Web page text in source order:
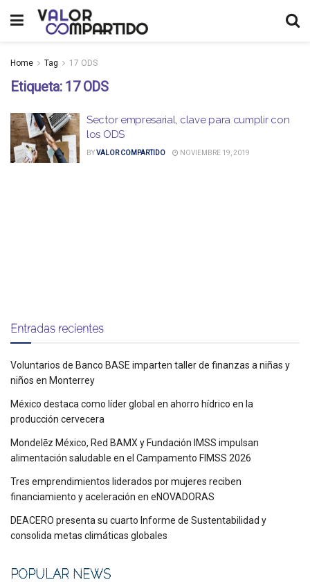
Home Tag 17 ODS
Etiqueta: 17 ODS
Sector empresarial, clave para cumplir con
los ODS
BYVALOR COMPARTIDO NOVIEMBRE 19, 2019
Entradas recientes
Voluntarios de Banco BASE imparten taller de finanzas a niñas y
niños en Monterrey
México destaca como líder global en ahorro hídrico en la
producción cervecera
Mondelēz México, Red BAMX y Fundación IMSS impulsan
alimentación saludable en el Campamento FIMSS 2026
Tres emprendimientos liderados por mujeres reciben
financiamiento y aceleración en eNOVADORAS
DEACERO presenta su cuarto Informe de Sustentabilidad y
consolida metas climáticas globales
POPULAR NEWS